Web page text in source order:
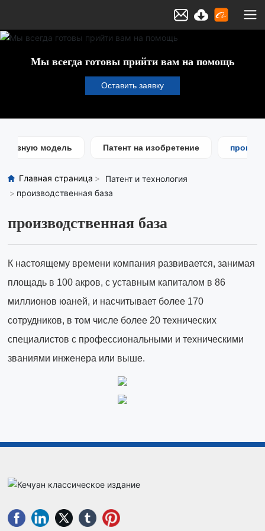
Мы всегда готовы прийти вам на помощь
Оставить заявку
модель Патент на изобретение
Главная страница
Патент и технология
производственная база
производственная база
К настоящему времени компания развивается, занимая
площадь в 100 акров, с уставным капиталом в 86
миллионов юаней, и насчитывает более 170
сотрудников, в том числе более 20 технических
специалистов с профессиональными и техническими
званиями инженера или выше.